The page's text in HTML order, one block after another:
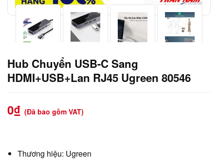
Hub Chuyển USB-C Sang
HDMI+USB+Lan RJ45 Ugreen 80546
0₫ (Đã bao gồm VAT)
Thương hiệu: Ugreen